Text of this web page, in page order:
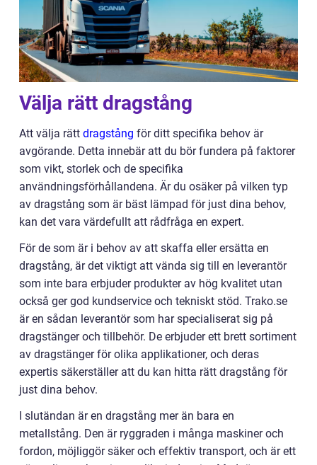
Välja rätt dragstång
Att välja rätt dragstång för ditt specifika behov är
avgörande. Detta innebär att du bör fundera på faktorer
som vikt, storlek och de specifika
användningsförhållandena. Är du osäker på vilken typ
av dragstång som är bäst lämpad för just dina behov,
kan det vara värdefullt att rådfråga en expert.
För de som är i behov av att skaffa eller ersätta en
dragstång, är det viktigt att vända sig till en leverantör
som inte bara erbjuder produkter av hög kvalitet utan
också ger god kundservice och tekniskt stöd. Trako.se
är en sådan leverantör som har specialiserat sig på
dragstänger och tillbehör. De erbjuder ett brett sortiment
av dragstänger för olika applikationer, och deras
expertis säkerställer att du kan hitta rätt dragstång för
just dina behov.
I slutändan är en dragstång mer än bara en
metallstång. Den är ryggraden i många maskiner och
fordon, möjliggör säker och effektiv transport, och är ett